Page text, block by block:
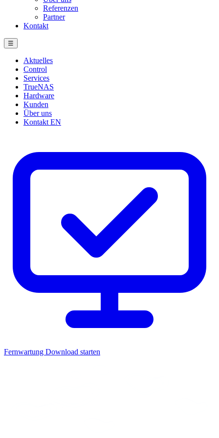
Referenzen
Partner
Kontakt
☰
Aktuelles
Control
Services
TrueNAS
Hardware
Kunden
Über uns
Kontakt EN
Fernwartung Download starten